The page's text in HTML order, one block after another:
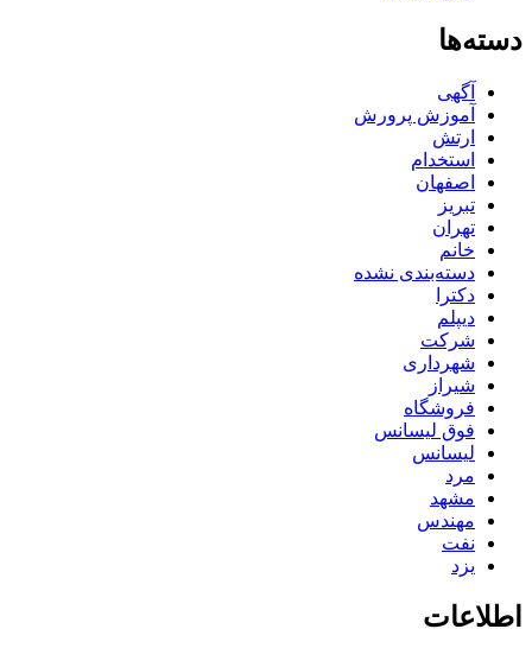
دسته‌ها
آگهی
آموزش پرورش
ارتش
استخدام
اصفهان
تبریز
تهران
خانم
دسته‌بندی نشده
دکترا
دیپلم
شرکت
شهرداری
شیراز
فروشگاه
فوق لیسانس
لیسانس
مرد
مشهد
مهندس
نفت
یزد
اطلاعات